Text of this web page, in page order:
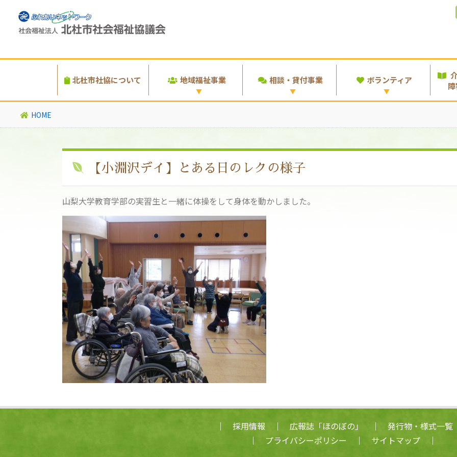
北杜市社協について 地域福祉事業 相談・貸付事業 ボランティア
HOME
【小淵沢デイ】とある日のレクの様子
山梨大学教育学部の実習生と一緒に体操をして身体を動かしました。
│ 採用情報 │ 広報誌「ほのぼの」 │ 発行物・様式一覧
│ プライバシーポリシー │ サイトマップ │